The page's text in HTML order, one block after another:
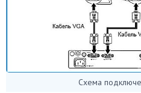
Схема